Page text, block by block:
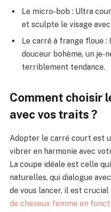
Le micro-bob : Ultra
et sculpte le visage
Le carré à frange floue
douceur bohème, un je-
terriblement tendance.
Comment choisir
avec vos traits ?
Adopter le carré court est
vibrer en harmonie avec
La coupe idéale est celle
naturelles, qui dialogue
de vous lancer, il est crucial
de cheveux femme en